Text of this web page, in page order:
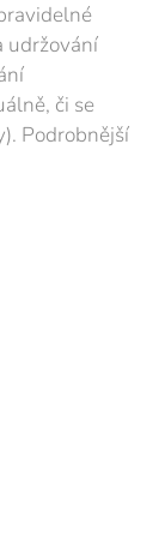
udržování
či se
Podrobnější